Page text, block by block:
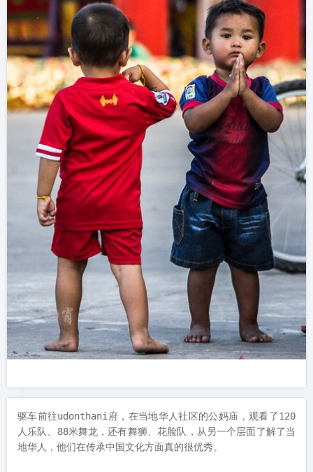
驱车前往udonthani府，在当地华人社区的公妈庙，观看了120
人乐队、88米舞龙，还有舞狮、花脸队，从另一个层面了解了当